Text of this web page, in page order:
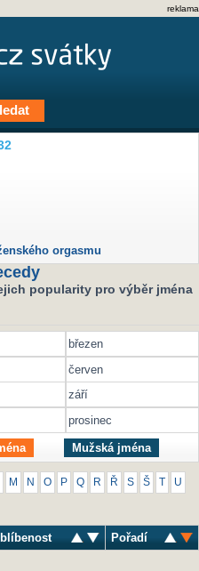
reklama
orgasmu
popularity pro výběr jména
březen
červen
září
prosinec
Mužská jména
M N O P Q R Ř S Š U
Pořadí